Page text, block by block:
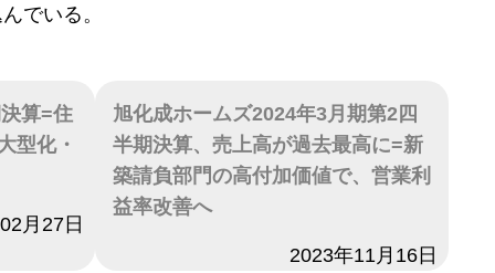
でいる。
算=住
型化・
月27日
旭化成ホームズ2024年3月期第2四
半期決算、売上高が過去最高に=新
築請負部門の高付加価値で、営業利
益率改善へ
2023年11月16日